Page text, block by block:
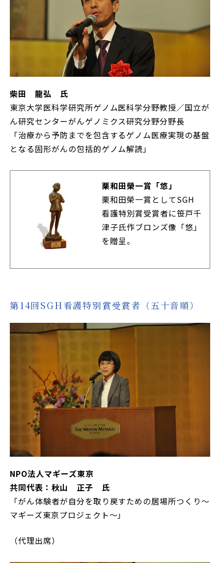
柴田 龍弘 氏
東京大学医科学研究所ゲノム医科学分野教授／国立が
ん研究センターがんゲノミクス研究分野分野長
「治療から予防までを包含するゲノム医療実現の基盤
となる固形がんの包括的ゲノム解読」
栗和田榮一賞「悠」
栗和田榮一賞としてSGH
看護特別賞受賞者に笹戸千
津子氏作ブロンズ像「悠」
を贈呈。
第14回SGH看護特別賞受賞者（五十音順）
NPO法人マギーズ東京
共同代表：秋山 正子 氏
「がん体験者が自分を取り戻すための居場所つくり～
マギーズ東京プロジェクト～」
（代理出席）